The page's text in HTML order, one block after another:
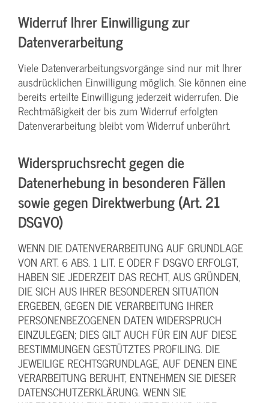
Widerruf Ihrer Einwilligung zur
Datenverarbeitung
Viele Datenverarbeitungsvorgänge sind nur mit Ihrer
ausdrücklichen Einwilligung möglich. Sie können eine
bereits erteilte Einwilligung jederzeit widerrufen. Die
Rechtmäßigkeit der bis zum Widerruf erfolgten
Datenverarbeitung bleibt vom Widerruf unberührt.
Widerspruchsrecht gegen die
Datenerhebung in besonderen Fällen
sowie gegen Direktwerbung (Art. 21
DSGVO)
WENN DIE DATENVERARBEITUNG AUF GRUNDLAGE
VON ART. 6 ABS. 1 LIT. E ODER F DSGVO ERFOLGT,
HABEN SIE JEDERZEIT DAS RECHT, AUS GRÜNDEN,
DIE SICH AUS IHRER BESONDEREN SITUATION
ERGEBEN, GEGEN DIE VERARBEITUNG IHRER
PERSONENBEZOGENEN DATEN WIDERSPRUCH
EINZULEGEN; DIES GILT AUCH FÜR EIN AUF DIESE
BESTIMMUNGEN GESTÜTZTES PROFILING. DIE
JEWEILIGE RECHTSGRUNDLAGE, AUF DENEN EINE
VERARBEITUNG BERUHT, ENTNEHMEN SIE DIESER
DATENSCHUTZERKLÄRUNG. WENN SIE